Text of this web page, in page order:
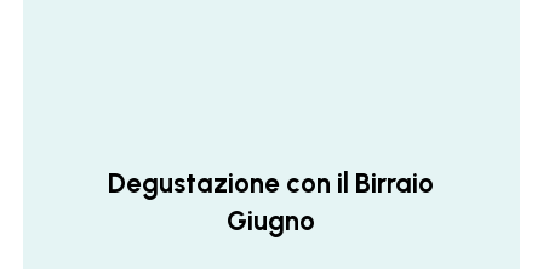
Degustazione con il Birraio
Giugno